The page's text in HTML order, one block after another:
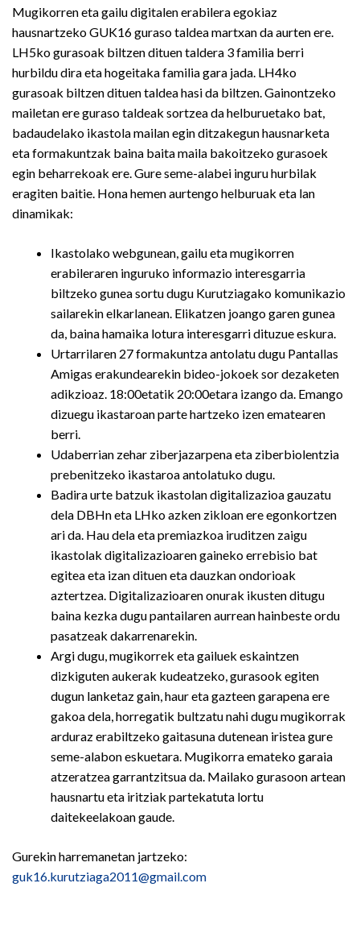
Mugikorren eta gailu digitalen erabilera egokiaz
hausnartzeko GUK16 guraso taldea martxan da aurten ere.
LH5ko gurasoak biltzen dituen taldera 3 familia berri
hurbildu dira eta hogeitaka familia gara jada. LH4ko
gurasoak biltzen dituen taldea hasi da biltzen. Gainontzeko
mailetan ere guraso taldeak sortzea da helburuetako bat,
badaudelako ikastola mailan egin ditzakegun hausnarketa
eta formakuntzak baina baita maila bakoitzeko gurasoek
egin beharrekoak ere. Gure seme-alabei inguru hurbilak
eragiten baitie. Hona hemen aurtengo helburuak eta lan
dinamikak:
Ikastolako webgunean, gailu eta mugikorren
erabileraren inguruko informazio interesgarria
biltzeko gunea sortu dugu Kurutziagako komunikazio
sailarekin elkarlanean. Elikatzen joango garen gunea
da, baina hamaika lotura interesgarri dituzue eskura.
Urtarrilaren 27 formakuntza antolatu dugu Pantallas
Amigas erakundearekin bideo-jokoek sor dezaketen
adikzioaz. 18:00etatik 20:00etara izango da. Emango
dizuegu ikastaroan parte hartzeko izen ematearen
berri.
Udaberrian zehar ziberjazarpena eta ziberbiolentzia
prebenitzeko ikastaroa antolatuko dugu.
Badira urte batzuk ikastolan digitalizazioa gauzatu
dela DBHn eta LHko azken zikloan ere egonkortzen
ari da. Hau dela eta premiazkoa iruditzen zaigu
ikastolak digitalizazioaren gaineko errebisio bat
egitea eta izan dituen eta dauzkan ondorioak
aztertzea. Digitalizazioaren onurak ikusten ditugu
baina kezka dugu pantailaren aurrean hainbeste ordu
pasatzeak dakarrenarekin.
Argi dugu, mugikorrek eta gailuek eskaintzen
dizkiguten aukerak kudeatzeko, gurasook egiten
dugun lanketaz gain, haur eta gazteen garapena ere
gakoa dela, horregatik bultzatu nahi dugu mugikorrak
arduraz erabiltzeko gaitasuna dutenean iristea gure
seme-alabon eskuetara. Mugikorra emateko garaia
atzeratzea garrantzitsua da. Mailako gurasoon artean
hausnartu eta iritziak partekatuta lortu
daitekeelakoan gaude.
Gurekin harremanetan jartzeko:
guk16.kurutziaga2011@gmail.com